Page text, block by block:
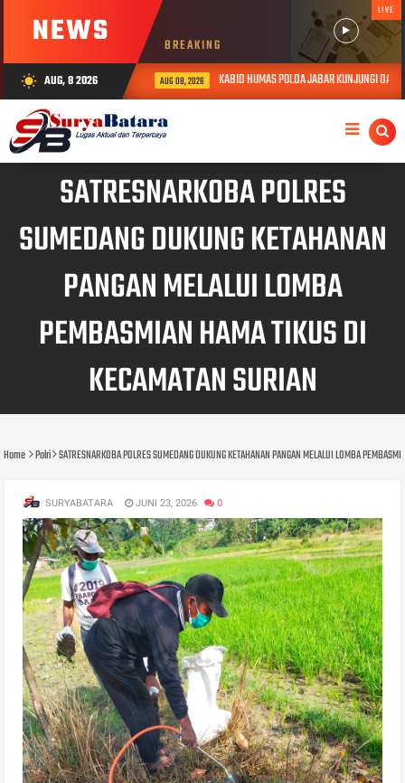
NEWS BREAKING
LIVE
wb_sunny AUG, 8 2026 AUG 08, 2026 KABID HUMAS POLDA JABAR KUNJUNGI DAN
SATRESNARKOBA POLRES
SUMEDANG DUKUNG KETAHANAN
PANGAN MELALUI LOMBA
PEMBASMIAN HAMA TIKUS DI
KECAMATAN SURIAN
Home Polri SATRESNARKOBA POLRES SUMEDANG DUKUNG KETAHANAN PANGAN MELALUI LOMBA
SURYABATARA JUNI 23, 2026 0